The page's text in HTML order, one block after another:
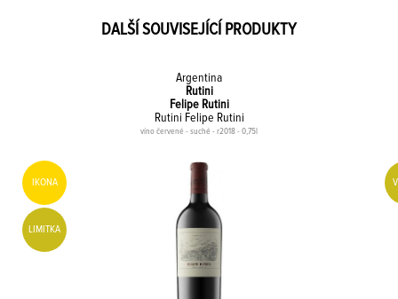
DALŠÍ SOUVISEJÍCÍ PRODUKTY
Argentina
Rutini
Felipe Rutini
Rutini Felipe Rutini
víno červené - suché - r2018 - 0,75l
IKONA
LIMITKA